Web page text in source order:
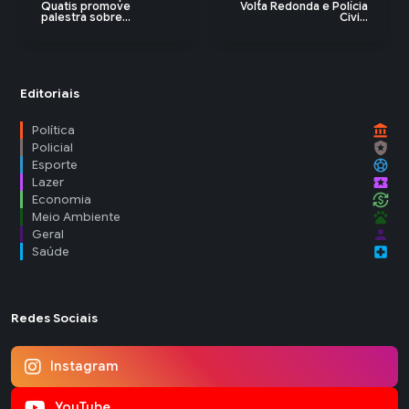
Quatis promove
palestra sobre...
Volta Redonda e Polícia
Civi...
Editoriais
Política account_balance
Policial local_police
Esporte sports_soccer
Lazer local_activity
Economia currency_exchange
Meio Ambiente pets
Geral person
Saúde local_hospital
Redes Sociais
Instagram